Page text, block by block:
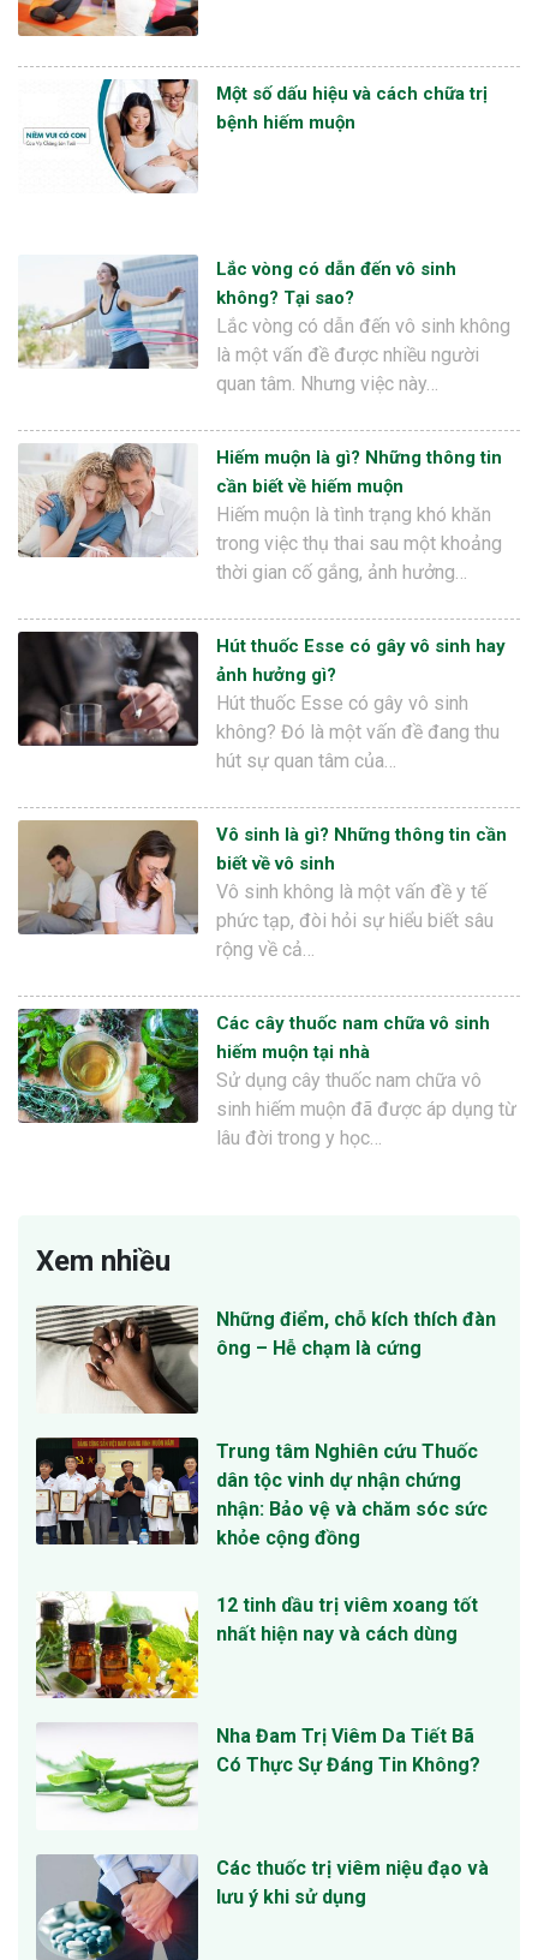
Một số dấu hiệu và cách chữa trị
bệnh hiếm muộn
Lắc vòng có dẫn đến vô sinh
không? Tại sao?
Lắc vòng có dẫn đến vô sinh không
là một vấn đề được nhiều người
quan tâm. Nhưng việc này…
Hiếm muộn là gì? Những thông tin
cần biết về hiếm muộn
Hiếm muộn là tình trạng khó khăn
trong việc thụ thai sau một khoảng
thời gian cố gắng, ảnh hưởng…
Hút thuốc Esse có gây vô sinh hay
ảnh hưởng gì?
Hút thuốc Esse có gây vô sinh
không? Đó là một vấn đề đang thu
hút sự quan tâm của…
Vô sinh là gì? Những thông tin cần
biết về vô sinh
Vô sinh không là một vấn đề y tế
phức tạp, đòi hỏi sự hiểu biết sâu
rộng về cả…
Các cây thuốc nam chữa vô sinh
hiếm muộn tại nhà
Sử dụng cây thuốc nam chữa vô
sinh hiếm muộn đã được áp dụng từ
lâu đời trong y học…
Xem nhiều
Những điểm, chỗ kích thích đàn
ông – Hễ chạm là cứng
Trung tâm Nghiên cứu Thuốc
dân tộc vinh dự nhận chứng
nhận: Bảo vệ và chăm sóc sức
khỏe cộng đồng
12 tinh dầu trị viêm xoang tốt
nhất hiện nay và cách dùng
Nha Đam Trị Viêm Da Tiết Bã
Có Thực Sự Đáng Tin Không?
Các thuốc trị viêm niệu đạo và
lưu ý khi sử dụng